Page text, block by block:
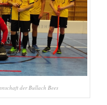
der Bullach Bees